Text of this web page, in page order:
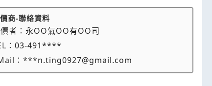
商-聯絡資料
者：永OO氣OO有OO司
：03-491****
：***n.ting0927@gmail.com